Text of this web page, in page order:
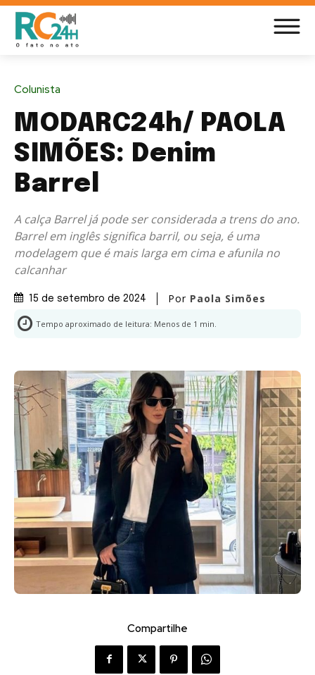
Colunista
MODARC24h/ PAOLA
SIMÕES: Denim
Barrel
A calça Barrel já pode ser considerada a trens do ano.
Barrel em inglês significa barril, ou seja, é uma
modelagem que é mais larga em cima e afunila no
calcanhar
15 de setembro de 2024 Por Paola Simões
Tempo aproximado de leitura: Menos de 1 min.
Compartilhe